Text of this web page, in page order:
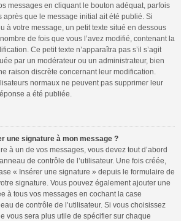
messages en cliquant le bouton adéquat, parfois
après que le message initial ait été publié. Si
à votre message, un petit texte situé en dessous
de fois que vous l’avez modifié, contenant la
Ce petit texte n’apparaîtra pas s’il s’agit
par un modérateur ou un administrateur, bien
raison discrète concernant leur modification.
normaux ne peuvent pas supprimer leur
a été publiée.
une signature à mon message ?
à un de vos messages, vous devez tout d’abord
de contrôle de l’utilisateur. Une fois créée,
« Insérer une signature » depuis le formulaire de
signature. Vous pouvez également ajouter une
à tous vos messages en cochant la case
de contrôle de l’utilisateur. Si vous choisissez
vous sera plus utile de spécifier sur chaque